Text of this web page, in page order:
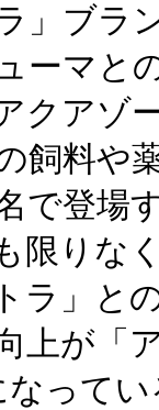
」ブラ
ーマと
クアゾ
飼料や
で登場
限りな
ラ」と
上が「
なってい